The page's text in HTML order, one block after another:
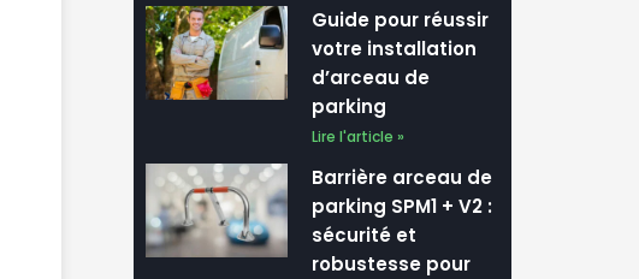
Guide pour réussir
votre installation
d’arceau de
parking
Lire l'article »
Barrière arceau de
parking SPM1 + V2 :
sécurité et
robustesse pour